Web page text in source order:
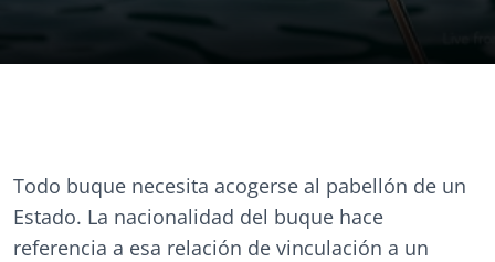
Todo buque necesita acogerse al pabellón de un
Estado. La nacionalidad del buque hace
referencia a esa relación de vinculación a un